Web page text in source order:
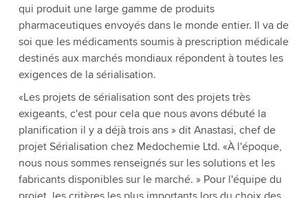
qui produit une large gamme de produits
pharmaceutiques envoyés dans le monde entier. Il va de
soi que les médicaments soumis à prescription médicale
destinés aux marchés mondiaux répondent à toutes les
exigences de la sérialisation.
«Les projets de sérialisation sont des projets très
exigeants, c'est pour cela que nous avons débuté la
planification il y a déjà trois ans » dit Anastasi, chef de
projet Sérialisation chez Medochemie Ltd. «À l'époque,
nous nous sommes renseignés sur les solutions et les
fabricants disponibles sur le marché. » Pour l'équipe du